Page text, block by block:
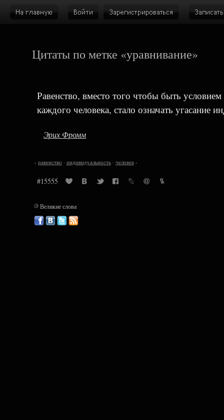
Цитаты по метке «уравнивание»
Равенство, вместо того чтобы быть
каждого человека, стало означать угасание
Эрих Фромм
‹ равенство · индивидуальность· человек›
#15555
©Великие слова